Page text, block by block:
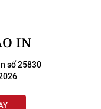
IN
số 25830